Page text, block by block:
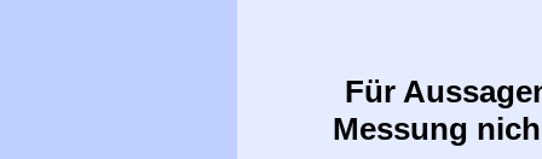
Für
Messung